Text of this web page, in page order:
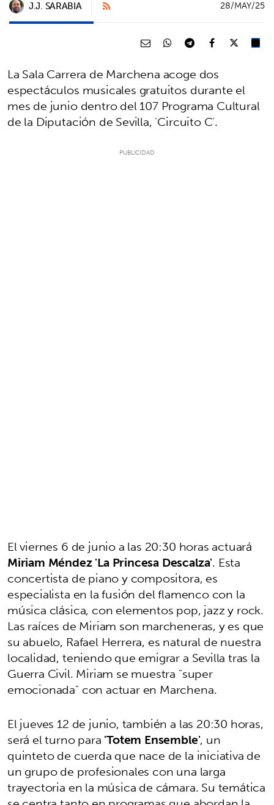
J.J. SARABIA 28/MAY/25
La Sala Carrera de Marchena acoge dos
espectáculos musicales gratuitos durante el
mes de junio dentro del 107 Programa Cultural
de la Diputación de Sevilla, 'Circuito C'.
El viernes 6 de junio a las 20:30 horas actuará
Miriam Méndez 'La Princesa Descalza'. Esta
concertista de piano y compositora, es
especialista en la fusión del flamenco con la
música clásica, con elementos pop, jazz y rock.
Las raíces de Miriam son marcheneras, y es que
su abuelo, Rafael Herrera, es natural de nuestra
localidad, teniendo que emigrar a Sevilla tras la
Guerra Civil. Miriam se muestra "super
emocionada" con actuar en Marchena.
El jueves 12 de junio, también a las 20:30 horas,
será el turno para'Totem Ensemble', un
quinteto de cuerda que nace de la iniciativa de
un grupo de profesionales con una larga
trayectoria en la música de cámara. Su temática